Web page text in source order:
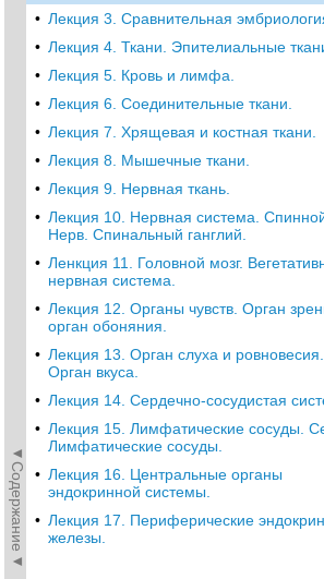
◄Содержание◄
• Лекция 3. Сравнительная
• Лекция 4. Ткани. Эпителиальные
• Лекция 5. Кровь и лимфа.
• Лекция 6. Соединительные ткани.
• Лекция 7. Хрящевая и костная ткани.
• Лекция 8. Мышечные ткани.
• Лекция 9. Нервная ткань.
• Лекция 10. Нервная система.
Нерв. Спинальный ганглий.
• Ленкция 11. Головной мозг.
нервная система.
• Лекция 12. Органы чувств. Орган
орган обоняния.
• Лекция 13. Орган слуха и ровновесия.
Орган вкуса.
• Лекция 14. Сердечно-сосудистая
• Лекция 15. Лимфатические сосуды.
Лимфатические сосуды.
• Лекция 16. Центральные органы
эндокринной системы.
• Лекция 17. Периферические
железы.